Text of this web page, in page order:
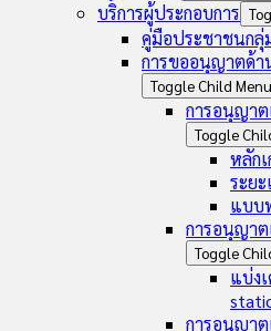
บริการผู้ประกอบการ
คู่มือประชาชนกลุ่
การขออนุญาตด้
Toggle Child Menu
การอนุญาต
Toggle
หลัก
ระย
แบบ
การอนุญาต
Toggle
แบ่ง
การอนุญาต